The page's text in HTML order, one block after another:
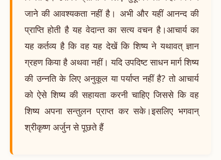
जाने की आवश्यकता नहीं है। अभी और यहीं आनन्द की
प्राप्ति होती है यह वेदान्त का सत्य वचन है।आचार्य का
यह कर्तव्य है कि वह यह देखें कि शिष्य ने यथावत् ज्ञान
ग्रहण किया है अथवा नहीं। यदि उपदिष्ट साधन मार्ग शिष्य
की उन्नति के लिए अनुकूल या पर्याप्त नहीं है? तो आचार्य
को ऐसे शिष्य की सहायता करनी चाहिए जिससे कि वह
शिष्य अपना सन्तुलन प्राप्त कर सके।इसलिए भगवान्
श्रीकृष्ण अर्जुन से पूछते हैं